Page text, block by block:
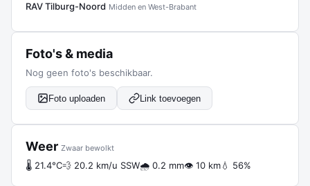
RAV Tilburg-Noord Midden en West-Brabant
Foto's & media
Nog geen foto's beschikbaar.
Foto uploaden Link toevoegen
Weer Zwaar bewolkt
🌡 21.4°C💨 20.2 km/u SSW🌧 0.2 mm👁 10 km💧 56%